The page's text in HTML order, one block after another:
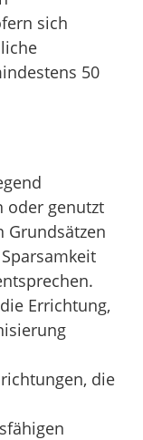
sich
50
oder genutzt
Grundsätzen
Errichtung,
die